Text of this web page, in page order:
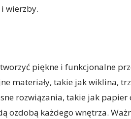
wierzby.
piękne i funkcjonalne
materiały, takie jak wiklina,
rozwiązania, takie jak papier
ozdobą każdego wnętrza.